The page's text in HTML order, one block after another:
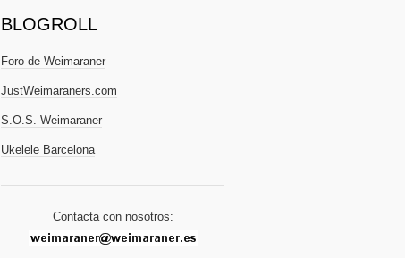
BLOGROLL
Foro de Weimaraner
JustWeimaraners.com
S.O.S. Weimaraner
Ukelele Barcelona
Contacta con nosotros: